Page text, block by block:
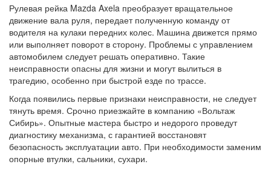
Рулевая рейка Mazda Axela преобразует вращательное
движение вала руля, передает полученную команду от
водителя на кулаки передних колес. Машина движется прямо
или выполняет поворот в сторону. Проблемы с управлением
автомобилем следует решать оперативно. Такие
неисправности опасны для жизни и могут вылиться в
трагедию, особенно при быстрой езде по трассе.
Когда появились первые признаки неисправности, не следует
тянуть время. Срочно приезжайте в компанию «Вольтаж
Сибирь». Опытные мастера быстро и недорого проведут
диагностику механизма, с гарантией восстановят
безопасность эксплуатации авто. При необходимости заменим
опорные втулки, сальники, сухари.